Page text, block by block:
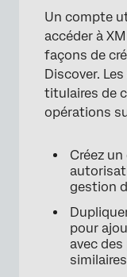
Un compte
accéder à
façons de
Discover.
titulaires de
opérations
Créez
gestion
pour
avec